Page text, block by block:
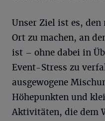
Unser Ziel ist es, den
Ort zu machen, an
ist – ohne dabei in
Event-Stress zu
ausgewogene
Höhepunkten und
Aktivitäten, die dem